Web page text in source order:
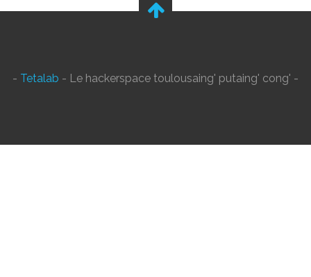
- Tetalab - Le hackerspace toulousaing' putaing' cong' -